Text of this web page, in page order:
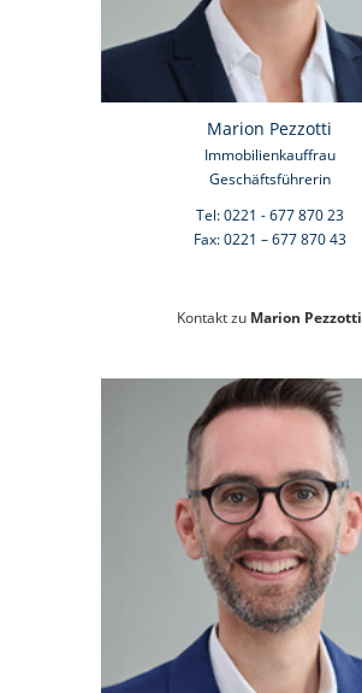
Marion Pezzotti
Immobilienkauffrau
Geschäftsführerin
Tel: 0221 - 677 870 23
Fax: 0221 – 677 870 43
Kontakt zu Marion Pezzotti